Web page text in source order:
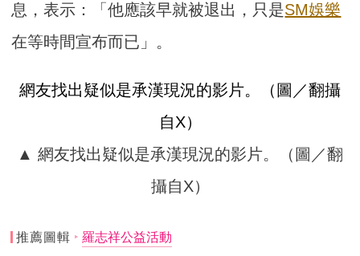
息，表示：「他應該早就被退出，只是SM娛樂
在等時間宣布而已」。
網友找出疑似是承漢現況的影片。（圖／翻攝
自X）
▲ 網友找出疑似是承漢現況的影片。（圖／翻
攝自X）
推薦圖輯 羅志祥公益活動